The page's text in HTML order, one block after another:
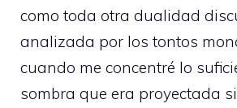
como toda otra dualidad
analizada por los tontos
cuando me concentré lo
sombra que era proyectada